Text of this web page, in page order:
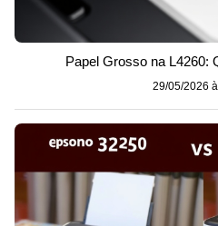
Papel Grosso na L4260:
29/05/2026